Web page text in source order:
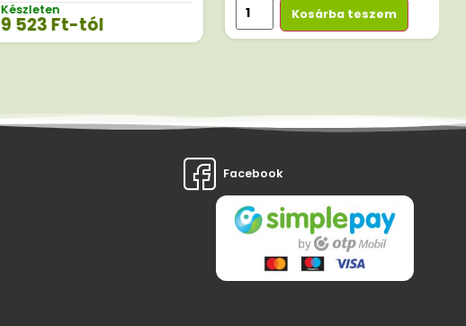
Készleten
9 523Ft-tól Kosárba teszem
Facebook